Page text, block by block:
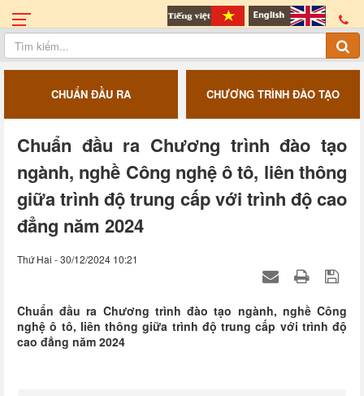
CHUẨN ĐẦU RA CHƯƠNG TRÌNH ĐÀO TẠO
Chuẩn đầu ra Chương trình đào tạo
ngành, nghề Công nghệ ô tô, liên thông
giữa trình độ trung cấp với trình độ cao
đẳng năm 2024
Thứ Hai - 30/12/2024 10:21
Chuẩn đầu ra Chương trình đào tạo ngành, nghề Công
nghệ ô tô, liên thông giữa trình độ trung cấp với trình độ
cao đẳng năm 2024